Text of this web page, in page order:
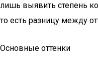
лишь выявить степень
то есть разницу между
Основные оттенки